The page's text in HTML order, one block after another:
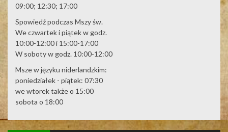
09:00; 12:30; 17:00
Spowiedź podczas Mszy św.
We czwartek i piątek w godz.
10:00-12:00 i 15:00-17:00
W soboty w godz. 10:00-12:00
Msze w języku niderlandzkim:
poniedziałek - piątek: 07:30
we wtorek także o 15:00
sobota o 18:00